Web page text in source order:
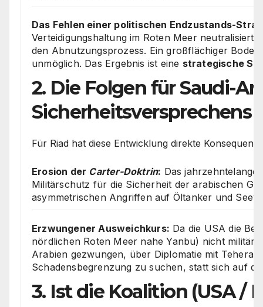
Das Fehlen einer politischen Endzustands-
Verteidigungshaltung im Roten Meer
den Abnutzungsprozess. Ein großflächiger
unmöglich. Das Ergebnis ist eine strategische
2. Die Folgen für Saudi-
Sicherheitsversprechens
Für Riad hat diese Entwicklung direkte
Erosion der Carter-Doktrin: Das
Militärschutz für die Sicherheit der arabischen
asymmetrischen Angriffen auf Öltanker und
Erzwungener Ausweichkurs: Da die USA die
nördlichen Roten Meer nahe Yanbu) nicht
Arabien gezwungen, über Diplomatie mit
Schadensbegrenzung zu suchen, statt sich auf
3. Ist die Koalition (USA /